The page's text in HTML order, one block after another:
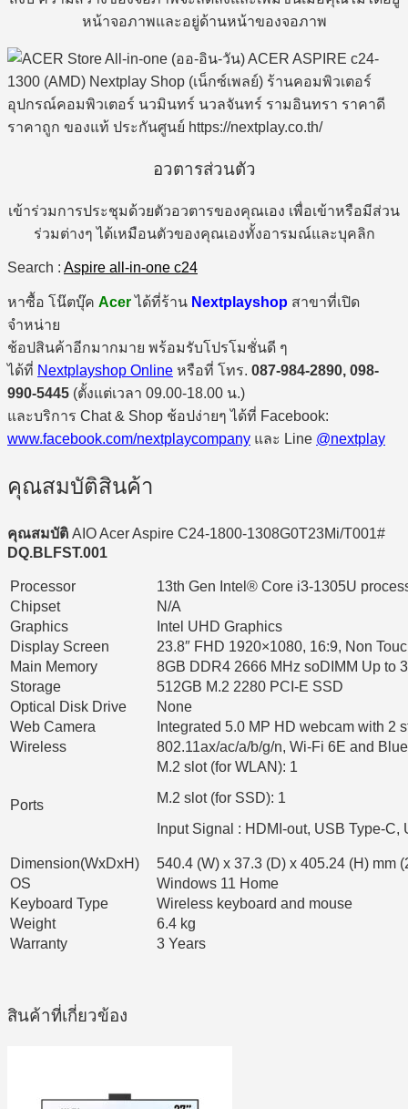
หน้าจอภาพและอยู่ด้านหน้าของจอภาพ
อวตารส่วนตัว
เข้าร่วมการประชุมด้วยตัวอวตารของคุณเอง เพื่อเข้าหรือมีส่วน
ร่วมต่างๆ ได้เหมือนตัวของคุณเองทั้งอารมณ์และบุคลิก
Search : Aspire all-in-one c24
หาซื้อ โน๊ตบุ๊ค Acerได้ที่ร้าน Nextplayshop สาขาที่เปิด
จำหน่าย
ช้อปสินค้าอีกมากมาย พร้อมรับโปรโมชั่นดี ๆ
ได้ที่ Nextplayshop Online หรือที่ โทร. 087-984-2890, 098-
990-5445 (ตั้งแต่เวลา 09.00-18.00 น.)
และบริการ Chat & Shop ช้อปง่ายๆ ได้ที่ Facebook:
www.facebook.com/nextplaycompany และ Line @nextplay
คุณสมบัติสินค้า
คุณสมบัติ AIO Acer Aspire C24-1800-1308G0T23Mi/T001#
DQ.BLFST.001
Processor
13th Gen Intel® Core i3-1305U
Chipset
N/A
Graphics
Intel UHD Graphics
Display Screen
23.8″ FHD 1920×1080, 16:9, Non
Main Memory
8GB DDR4 2666 MHz soDIMM Up to
Storage
512GB M.2 2280 PCI-E SSD
Optical Disk Drive
None
Web Camera
Integrated 5.0 MP HD webcam with 2
Wireless
802.11ax/ac/a/b/g/n, Wi-Fi 6E and
Ports
M.2 slot (for WLAN): 1
M.2 slot (for SSD): 1
Input Signal : HDMI-out, USB Type-
Dimension(WxDxH)
540.4 (W) x 37.3 (D) x 405.24 (H) mm
OS
Windows 11 Home
Keyboard Type
Wireless keyboard and mouse
Weight
6.4 kg
Warranty
3 Years
สินค้าที่เกี่ยวข้อง